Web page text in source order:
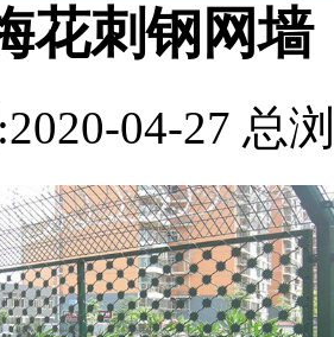
花刺钢网墙
04-27 总